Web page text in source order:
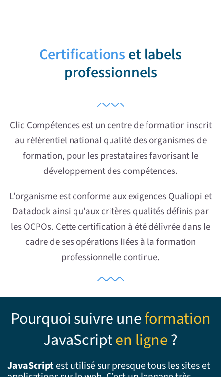
Certificationset labels
professionnels
Clic Compétences est un centre de formation inscrit
au référentiel national qualité des organismes de
formation, pour les prestataires favorisant le
développement des compétences.
L’organisme est conforme aux exigences Qualiopi et
Datadock ainsi qu’aux critères qualités définis par
les OCPOs. Cette certification à été délivrée dans le
cadre de ses opérations liées à la formation
professionnelle continue.
Pourquoi suivre uneformation
JavaScripten ligne?
JavaScriptestutilisé sur presque tous les siteset